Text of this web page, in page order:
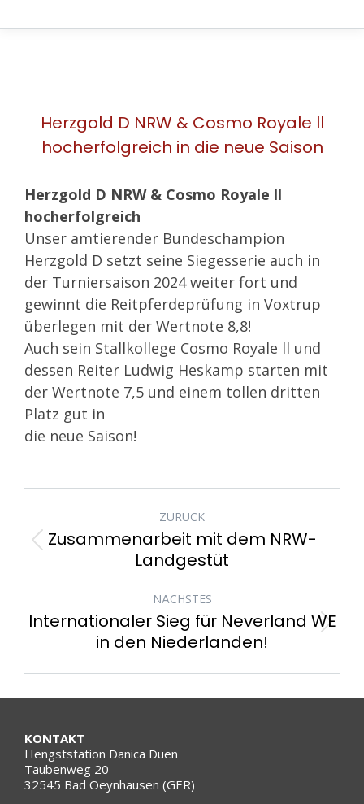
Herzgold D NRW & Cosmo Royale ll
hocherfolgreich in die neue Saison
Herzgold D NRW & Cosmo Royale ll
hocherfolgreich
Unser amtierender Bundeschampion
Herzgold D setzt seine Siegesserie auch in
der Turniersaison 2024 weiter fort und
gewinnt die Reitpferdeprüfung in Voxtrup
überlegen mit der Wertnote 8,8!
Auch sein Stallkollege Cosmo Royale ll und
dessen Reiter Ludwig Heskamp starten mit
der Wertnote 7,5 und einem tollen dritten
Platz gut in
die neue Saison!
KOMMENTARNAVIGATION
ZURÜCK
Vorheriger
Beitrag:
Zusammenarbeit mit dem NRW-
Landgestüt
NÄCHSTES
Nächster
Beitrag:
Internationaler Sieg für Neverland WE
in den Niederlanden!
KONTAKT
Hengststation Danica Duen
Taubenweg 20
32545 Bad Oeynhausen (GER)